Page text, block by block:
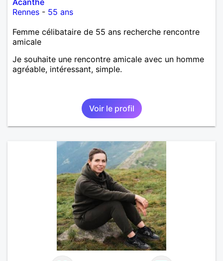
Rennes - 55 ans
Femme célibataire de 55 ans recherche rencontre
amicale
Je souhaite une rencontre amicale avec un homme
agréable, intéressant, simple.
Voir le profil